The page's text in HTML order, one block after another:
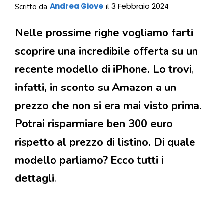
Scritto da Andrea Giove il 3 Febbraio 2024
Nelle prossime righe vogliamo farti
scoprire una incredibile offerta su un
recente modello di iPhone. Lo trovi,
infatti, in sconto su Amazon a un
prezzo che non si era mai visto prima.
Potrai risparmiare ben 300 euro
rispetto al prezzo di listino. Di quale
modello parliamo? Ecco tutti i
dettagli.